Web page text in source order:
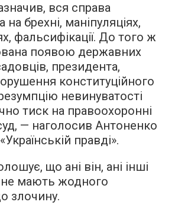
вся справа
на брехні, маніпуляціях,
фальсифікації. До того ж
появою державних
президента,
конституційного
невинуватості
тиск на правоохоронні
— наголосив Антоненко
правді».
що ані він, ані інші
не мають жодного
злочину.